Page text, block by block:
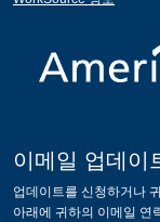
이메일 업데이
업데이트를 신청하거나
아래에 귀하의 이메일 연